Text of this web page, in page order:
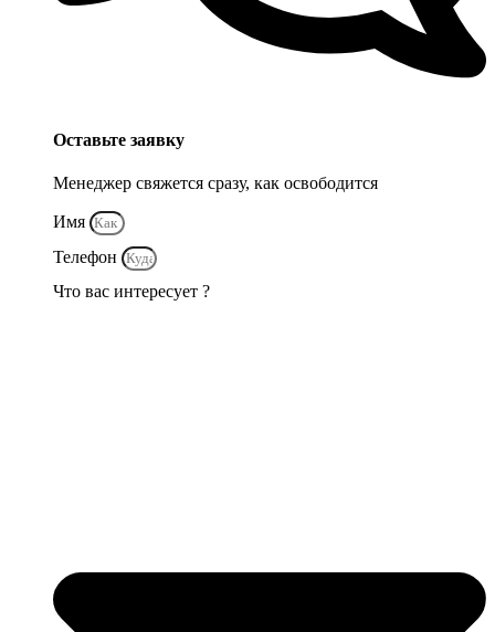
Оставьте заявку
Менеджер свяжется сразу, как освободится
Имя
Телефон
Что вас интересует ?